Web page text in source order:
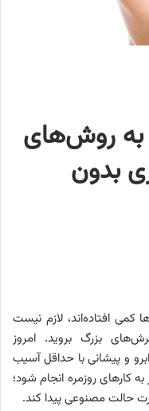
به روش‌های
بدون
کمی افتاده‌اند، لازم نیست
بزرگ بروید. امروز
و پیشانی با حداقل آسیب
کارهای روزمره انجام شود؛
حالت مصنوعی پیدا کند.